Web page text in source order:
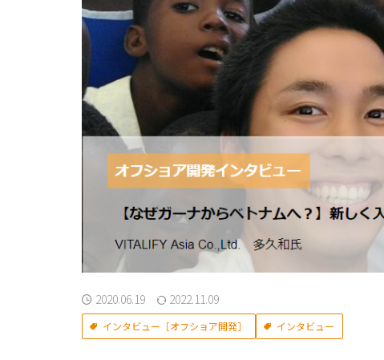
2020.06.19 2022.11.09
インタビュー［オフショア開発］ インタビュー